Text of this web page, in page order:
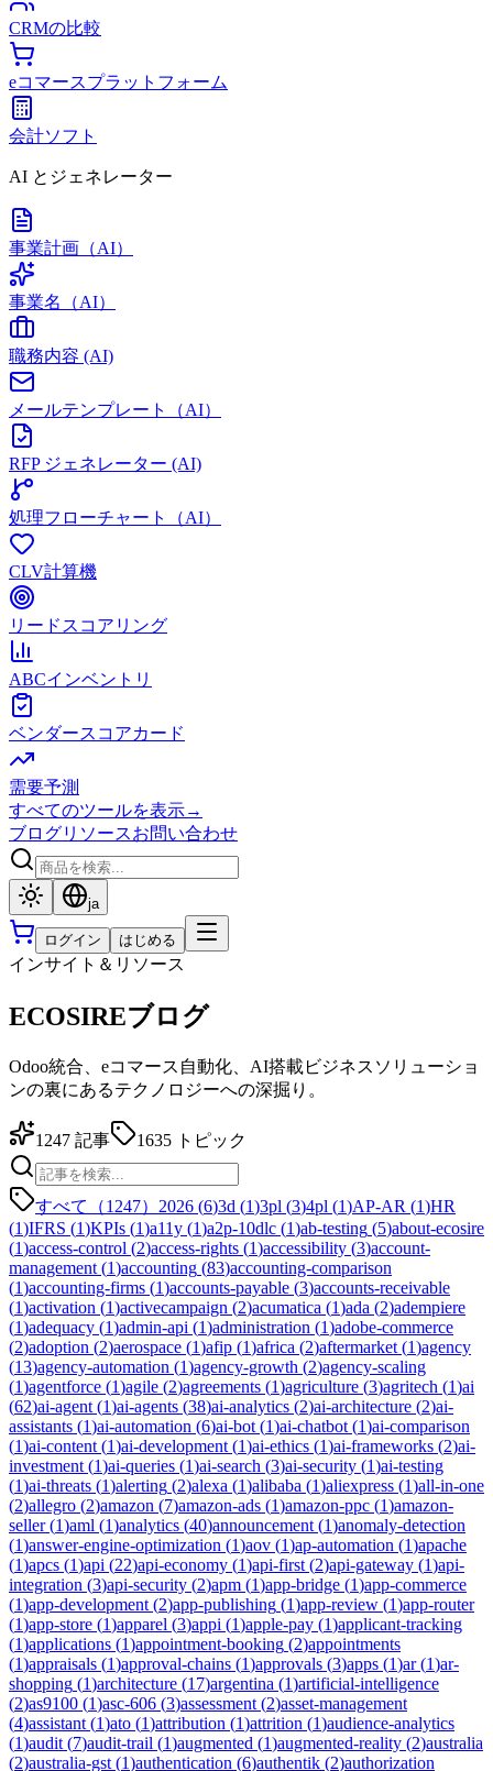
CRMの比較
eコマースプラットフォーム
会計ソフト
AI とジェネレーター
事業計画（AI）
事業名（AI）
職務内容 (AI)
メールテンプレート（AI）
RFP ジェネレーター (AI)
処理フローチャート（AI）
CLV計算機
リードスコアリング
ABCインベントリ
ベンダースコアカード
需要予測
すべてのツールを表示→
ブログリソースお問い合わせ
ja
ログイン はじめる
インサイト＆リソース
ECOSIREブログ
Odoo統合、eコマース自動化、AI搭載ビジネスソリューショ
ンの裏にあるテクノロジーへの深掘り。
1247 記事 1635 トピック
すべて（1247） 2026 (6)3d (1)3pl (3)4pl (1)AP-AR (1)HR
(1)IFRS (1)KPIs (1)a11y (1)a2p-10dlc (1)ab-testing (5)about-ecosire
(1)access-control (2)access-rights (1)accessibility (3)account-
management (1)accounting (83)accounting-comparison
(1)accounting-firms (1)accounts-payable (3)accounts-receivable
(1)activation (1)activecampaign (2)acumatica (1)ada (2)adempiere
(1)adequacy (1)admin-api (1)administration (1)adobe-commerce
(2)adoption (2)aerospace (1)afip (1)africa (2)aftermarket (1)agency
(13)agency-automation (1)agency-growth (2)agency-scaling
(1)agentforce (1)agile (2)agreements (1)agriculture (3)agritech (1)ai
(62)ai-agent (1)ai-agents (38)ai-analytics (2)ai-architecture (2)ai-
assistants (1)ai-automation (6)ai-bot (1)ai-chatbot (1)ai-comparison
(1)ai-content (1)ai-development (1)ai-ethics (1)ai-frameworks (2)ai-
investment (1)ai-queries (1)ai-search (3)ai-security (1)ai-testing
(1)ai-threats (1)alerting (2)alexa (1)alibaba (1)aliexpress (1)all-in-one
(2)allegro (2)amazon (7)amazon-ads (1)amazon-ppc (1)amazon-
seller(1)aml (1)analytics (40)announcement (1)anomaly-detection
(1)answer-engine-optimization (1)aov (1)ap-automation (1)apache
(1)apcs (1)api (22)api-economy (1)api-first (2)api-gateway (1)api-
integration (3)api-security (2)apm (1)app-bridge (1)app-commerce
(1)app-development (2)app-publishing (1)app-review (1)app-router
(1)app-store (1)apparel (3)appi (1)apple-pay (1)applicant-tracking
(1)applications (1)appointment-booking (2)appointments
(1)appraisals (1)approval-chains (1)approvals (3)apps (1)ar(1)ar-
shopping (1)architecture (17)argentina (1)artificial-intelligence
(2)as9100 (1)asc-606 (3)assessment (2)asset-management
(4)assistant (1)ato (1)attribution (1)attrition (1)audience-analytics
(1)audit (7)audit-trail (1)augmented (1)augmented-reality (2)australia
(2)australia-gst (1)authentication (6)authentik (2)authorization